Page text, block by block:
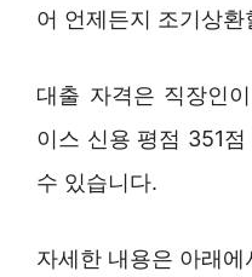
어 언제든지 조기상
대출 자격은 직장인
이스 신용 평점 351
수 있습니다.
자세한 내용은 아래